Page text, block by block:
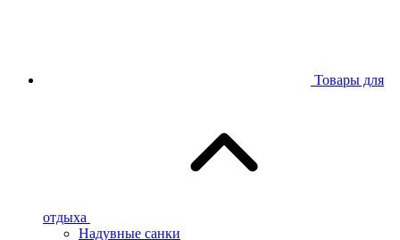
Товары для
отдыха
Надувные санки